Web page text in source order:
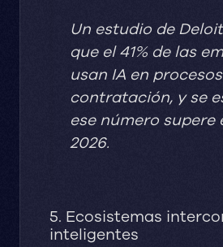
Un estudio de
que el 41% de las
usan IA en
contratación, y se
ese número supere
2026.
5. Ecosistemas
inteligentes